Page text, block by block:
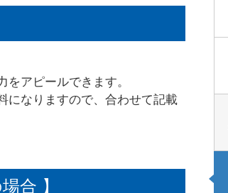
アピールできます。
になりますので、合わせて記載
合 】